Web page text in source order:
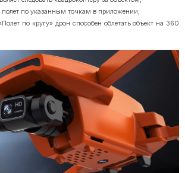
полет по указанным точкам в приложении;
по кругу» дрон способен облетать объект на 360